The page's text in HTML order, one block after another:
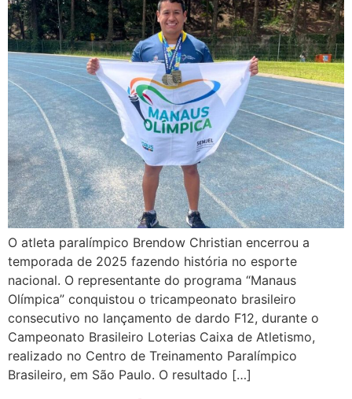
O atleta paralímpico Brendow Christian encerrou a
temporada de 2025 fazendo história no esporte
nacional. O representante do programa “Manaus
Olímpica” conquistou o tricampeonato brasileiro
consecutivo no lançamento de dardo F12, durante o
Campeonato Brasileiro Loterias Caixa de Atletismo,
realizado no Centro de Treinamento Paralímpico
Brasileiro, em São Paulo. O resultado […]